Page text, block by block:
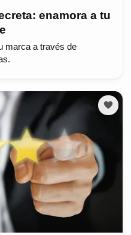
enamora a tu
marca a través de